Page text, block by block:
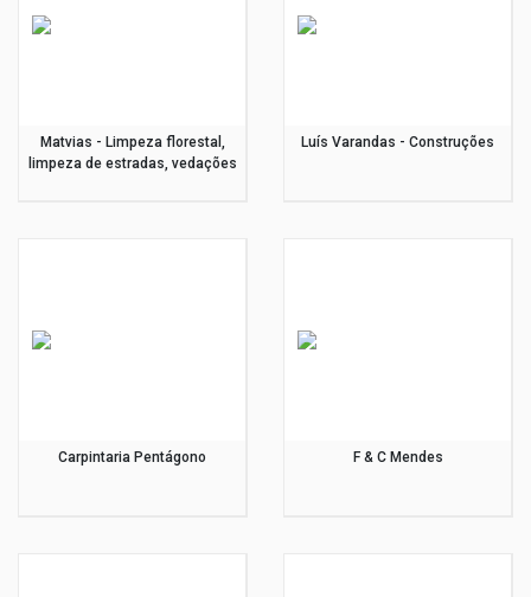
Matvias - Limpeza florestal,
limpeza de estradas, vedações
Luís Varandas - Construções
Carpintaria Pentágono F & C Mendes